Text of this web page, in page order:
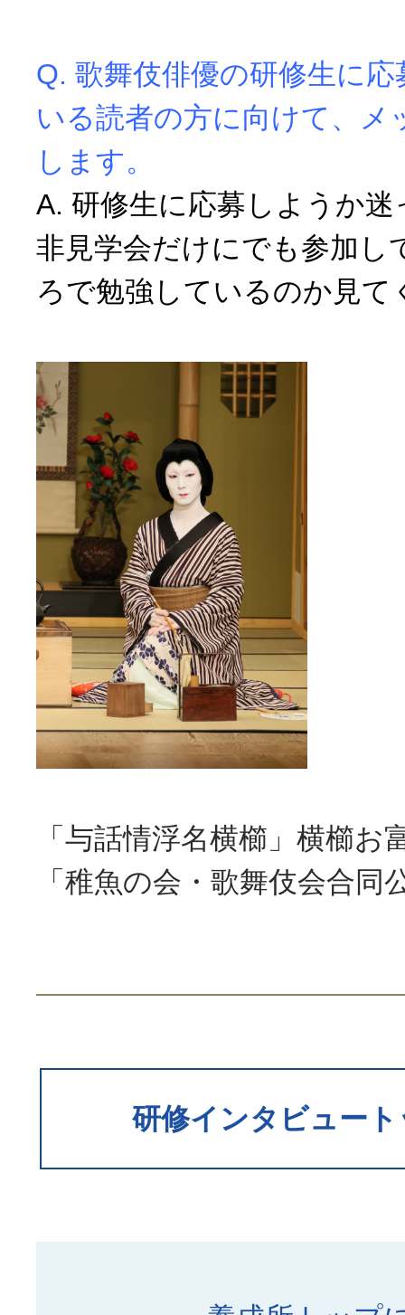
Q. 歌舞伎俳優の研修生に
いる読者の方に向けて、メ
します。
A. 研修生に応募しようか
非見学会だけにでも参加し
ろで勉強しているのか見て
「与話情浮名横櫛」横櫛お
「稚魚の会・歌舞伎会合同
研修インタビュー